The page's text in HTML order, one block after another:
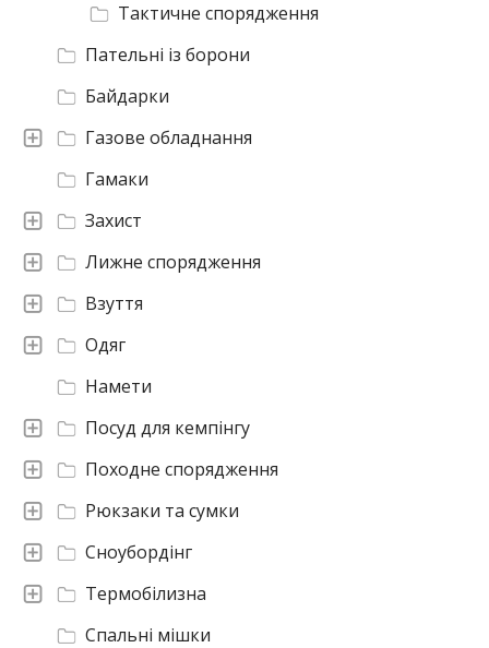
Спальні мішки
Термобілизна
Сноубордінг
Рюкзаки та сумки
Походне спорядження
Посуд для кемпінгу
Намети
Одяг
Взуття
Лижне спорядження
Захист
Гамаки
Газове обладнання
Байдарки
Пательні із борони
Тактичне спорядження